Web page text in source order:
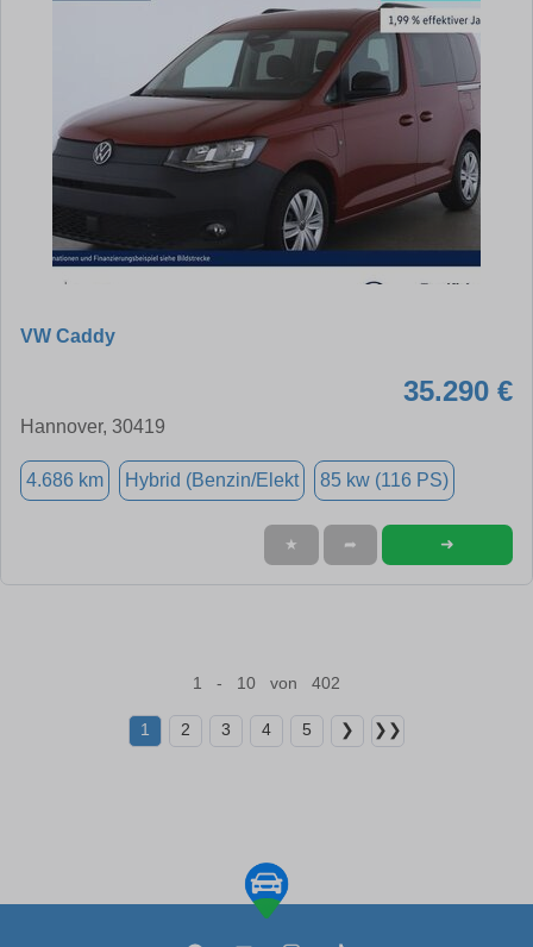
VW Caddy
35.290 €
Hannover, 30419
4.686 km Hybrid (Benzin/Elekt 85 kw (116 PS)
★ ➦ ➜
1 - 10 von 402
1 2 3 4 5 ❯ ❯❯